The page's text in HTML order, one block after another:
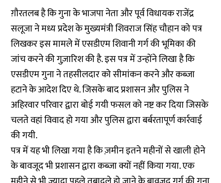
ग़ौरतलब है कि गुना के भाजपा नेता और पूर्व विधायक राजेंद्र
सलूजा ने मध्य प्रदेश के मुख्यमंत्री शिवराज सिंह चौहान को पत्र
लिखकर इस मामले में एसडीएम शिवानी गर्ग की भूमिका की
जांच करने की गुज़ारिश की है. इस पत्र में उन्होंने लिखा है कि
एसडीएम गुना ने तहसीलदार को सीमांकन करने और कब्ज़ा
हटाने के आदेश दिए थे. जिसके बाद प्रशासन और पुलिस ने
अहिरवार परिवार द्वारा बोई गयी फसल को नष्ट कर दिया जिसके
चलते वहां विवाद हो गया और पुलिस द्वारा बर्बरतापूर्ण कार्रवाई
की गयी.
पत्र में यह भी लिखा गया है कि ज़मीन इतने महीनों से खाली होने
के बावजूद भी प्रशासन द्वारा कब्ज़ा क्यों नहीं किया गया. एक